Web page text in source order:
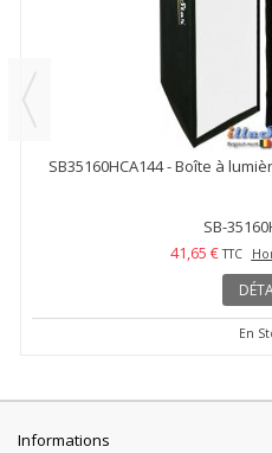
SB35160HCA144 - Boîte à
SB-
41,65 € TTC
En
Informations